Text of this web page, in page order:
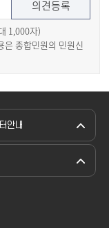
1,000자)
은 종합민원의 민원신
안내